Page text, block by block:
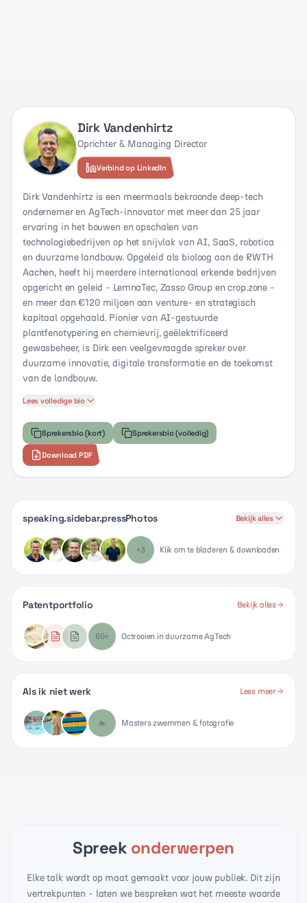
Dirk Vandenhirtz
Oprichter & Managing Director
Verbind op LinkedIn
Dirk Vandenhirtz is een meermaals bekroonde deep-tech
ondernemer en AgTech-innovator met meer dan 25 jaar
ervaring in het bouwen en opschalen van
technologiebedrijven op het snijvlak van AI, SaaS, robotica
en duurzame landbouw. Opgeleid als bioloog aan de RWTH
Aachen, heeft hij meerdere internationaal erkende bedrijven
opgericht en geleid - LemnaTec, Zasso Group en crop.zone -
en meer dan €120 miljoen aan venture- en strategisch
kapitaal opgehaald. Pionier van AI-gestuurde
plantfenotypering en chemievrij, geëlektrificeerd
gewasbeheer, is Dirk een veelgevraagde spreker over
duurzame innovatie, digitale transformatie en de toekomst
van de landbouw.
Lees volledige bio
Sprekersbio (kort) Sprekersbio (volledig)
Download PDF
speaking.sidebar.pressPhotos Bekijk alles
+3 Klik om te bladeren & downloaden
Patentportfolio Bekijk alles
60+ Octrooien in duurzame AgTech
Als ik niet werk Lees meer
🏊 Masters zwemmen & fotografie
Spreek onderwerpen
Elke talk wordt op maat gemaakt voor jouw publiek. Dit zijn
vertrekpunten - laten we bespreken wat het meeste waarde